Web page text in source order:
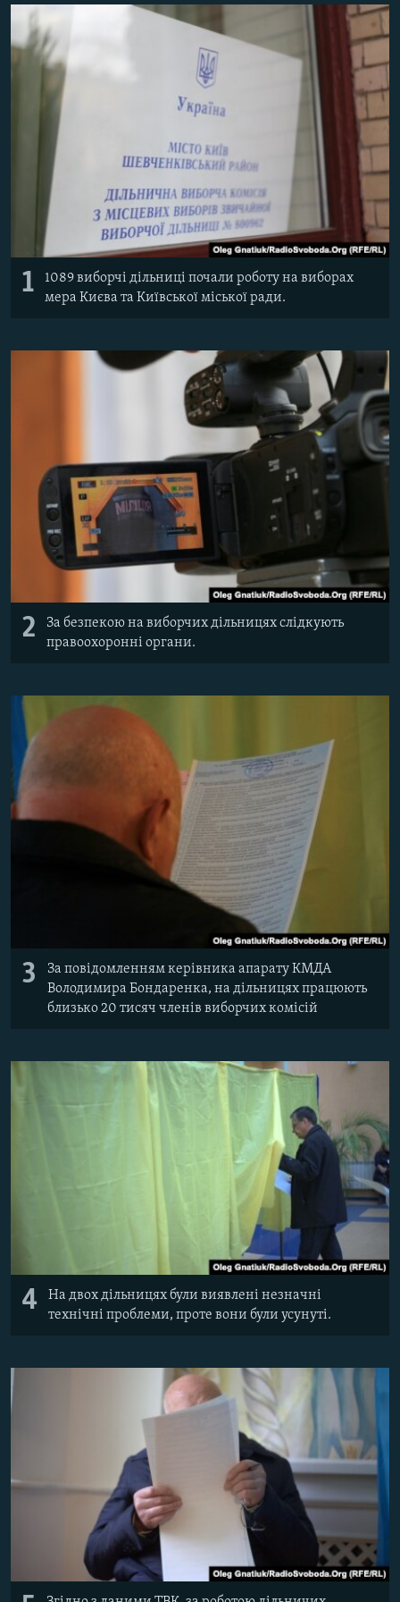
СВІДЧЕННЯ ОКУПАЦІЇ
УКРАЇНСЬКА ПРОБЛЕМА КРИМУ
ІНФОГРАФІКА
Русский
Qırımtatar
ДОЛУЧАЙСЯ!
Усі сайти RFE/RL
1
1089 виборчі дільниці почали роботу на виборах
мера Києва та Київської міської ради.
2
За безпекою на виборчих дільницях слідкують
правоохоронні органи.
3
За повідомленням керівника апарату КМДА
Володимира Бондаренка, на дільницях працюють
близько 20 тисяч членів виборчих комісій
4
На двох дільницях були виявлені незначні
технічні проблеми, проте вони були усунуті.